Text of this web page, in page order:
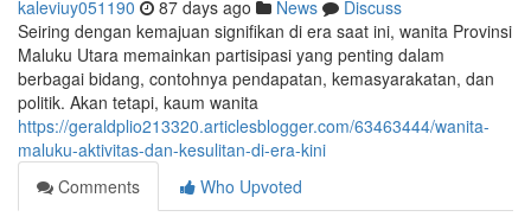
kaleviuy051190 87 days ago News
Discuss
Seiring dengan kemajuan signifikan di era saat ini, wanita Provinsi
Maluku Utara memainkan partisipasi yang penting dalam
berbagai bidang, contohnya pendapatan, kemasyarakatan, dan
politik. Akan tetapi, kaum wanita
https://geraldplio213320.articlesblogger.com/63463444/wanita-
maluku-aktivitas-dan-kesulitan-di-era-kini
Comments
Who Upvoted